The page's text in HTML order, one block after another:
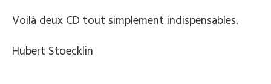
Voilà deux CD tout simplement indispensables.
Hubert Stoecklin